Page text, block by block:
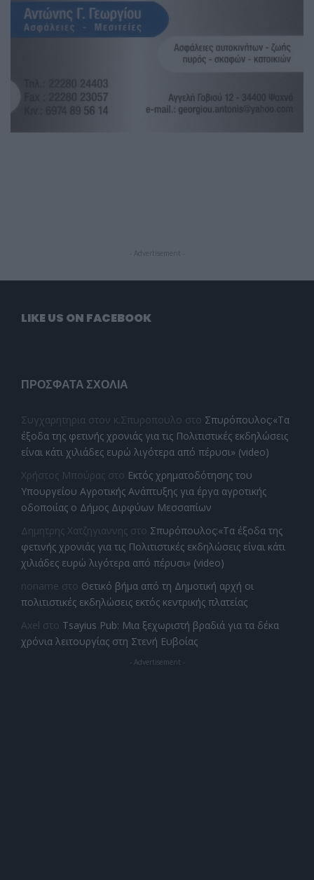
- Advertisement -
LIKE US ON FACEBOOK
ΠΡΌΣΦΑΤΑ ΣΧΌΛΙΑ
Συγχαρητηρια στον κ.Σπυροπουλο στο Σπυρόπουλος:«Τα
έξοδα της φετινής χρονιάς για τις Πολιτιστικές εκδηλώσεις
είναι κάτι χιλιάδες ευρώ λιγότερα από πέρυσι» (video)
Χρήστος Μπούρας στο Εκτός χρηματοδότησης του
Υπουργείου Αγροτικής Ανάπτυξης για έργα αγροτικής
οδοποιίας ο Δήμος Διρφύων Μεσσαπίων
Δημητρης Χατζηγιαννης στο Σπυρόπουλος:«Τα έξοδα της
φετινής χρονιάς για τις Πολιτιστικές εκδηλώσεις είναι κάτι
χιλιάδες ευρώ λιγότερα από πέρυσι» (video)
noname στο Θετικό βήμα από τη Δημοτική αρχή οι
πολιτιστικές εκδηλώσεις εκτός κεντρικής πλατείας
Axel στο Tsayius Pub: Μια ξεχωριστή βραδιά για τα δέκα
χρόνια λειτουργίας στη Στενή Ευβοίας
- Advertisement -